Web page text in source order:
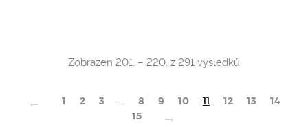
Zobrazen 201. – 220. z 291 výsledků
popularity
← 1 2 3 … 8 9 10 11 12 13
14
15
→